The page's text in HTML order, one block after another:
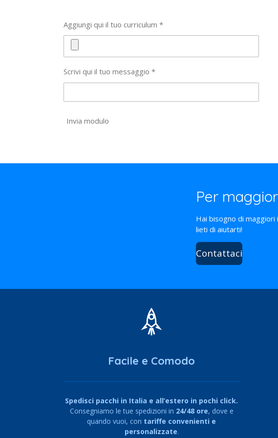
Aggiungi qui il tuo curriculum *
Scrivi qui il tuo messaggio *
Invia modulo
Per
Hai bisogno di maggiori
lieti di aiutarti!
Contattaci
Facile e Comodo
Spedisci pacchi in Italia e all’estero in pochi click.
Consegniamo le tue spedizioni in 24/48 ore, dove e
quando vuoi, con tariffe convenienti e
personalizzate.